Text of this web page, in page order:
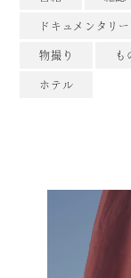
ドキュメンタリー
物撮り も
ホテル